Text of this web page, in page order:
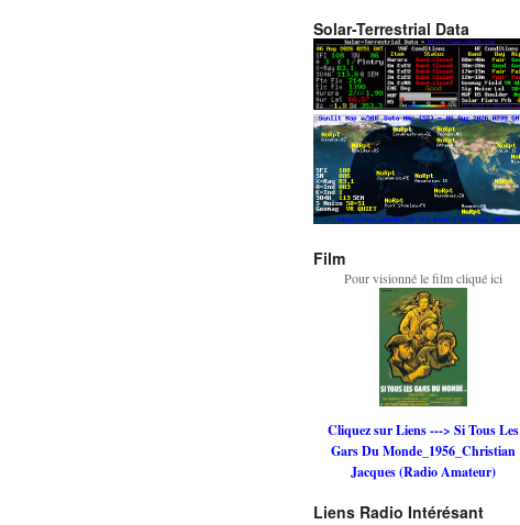
Solar-Terrestrial Data
Film
Pour visionné le film cliqué ici
Cliquez sur Liens ---> Si Tous Les
Gars Du Monde_1956_Christian
Jacques (Radio Amateur)
Liens Radio Intérésant